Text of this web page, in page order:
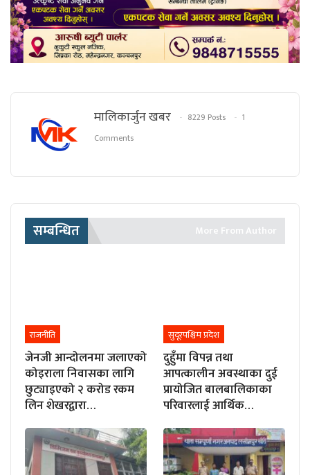
मालिकार्जुन खबर 8229 Posts
1
Comments
सम्बन्धित More From Author
राजनीति
जेनजी आन्दोलनमा जलाएको
कोइराला निवासका लागि
छुट्याइएको २ करोड रकम
लिन शेखरद्वारा…
सुदूरपश्चिम प्रदेश
दुहुँमा विपन्न तथा
आपत्कालीन अवस्थाका दुई
प्रायोजित बालबालिकाका
परिवारलाई आर्थिक…